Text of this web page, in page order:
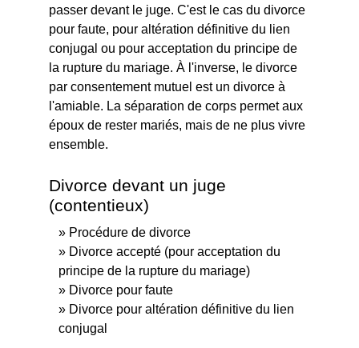
passer devant le juge. C'est le cas du divorce
pour faute, pour altération définitive du lien
conjugal ou pour acceptation du principe de
la rupture du mariage. À l'inverse, le divorce
par consentement mutuel est un divorce à
l'amiable. La séparation de corps permet aux
époux de rester mariés, mais de ne plus vivre
ensemble.
Divorce devant un juge
(contentieux)
Procédure de divorce
Divorce accepté (pour acceptation du
principe de la rupture du mariage)
Divorce pour faute
Divorce pour altération définitive du lien
conjugal